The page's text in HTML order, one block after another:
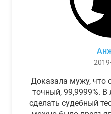
Доказала мужу, что
точный, 99,9999%. В
сделать судебный